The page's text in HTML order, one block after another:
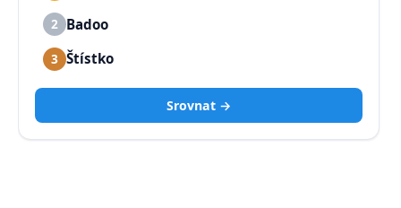
2 Badoo
3 Štístko
Srovnat →